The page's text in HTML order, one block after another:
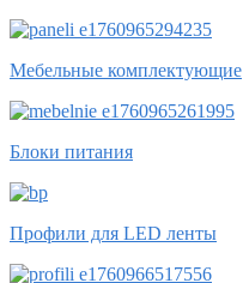
Мебельные комплектующие
Блоки питания
Профили для LED ленты